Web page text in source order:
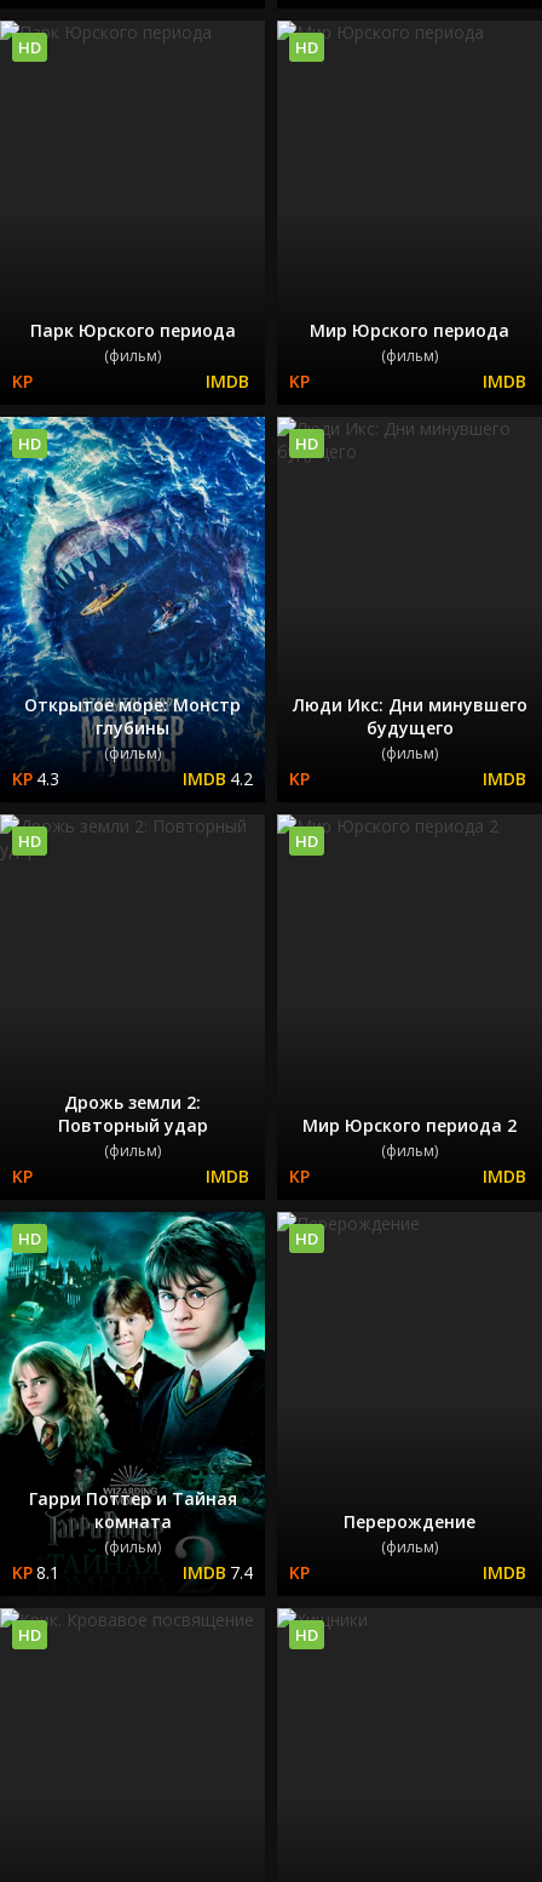
Парк Юрского периода
(фильм)
HD
Мир Юрского периода
(фильм)
HD
Открытое море: Монстр
глубины
(фильм)
4.3 4.2
HD
Люди Икс: Дни минувшего
будущего
(фильм)
HD
Дрожь земли 2:
Повторный удар
(фильм)
HD
Мир Юрского периода 2
(фильм)
HD
Гарри Поттер и Тайная
комната
(фильм)
8.1 7.4
HD
Перерождение
(фильм)
HD
HD HD